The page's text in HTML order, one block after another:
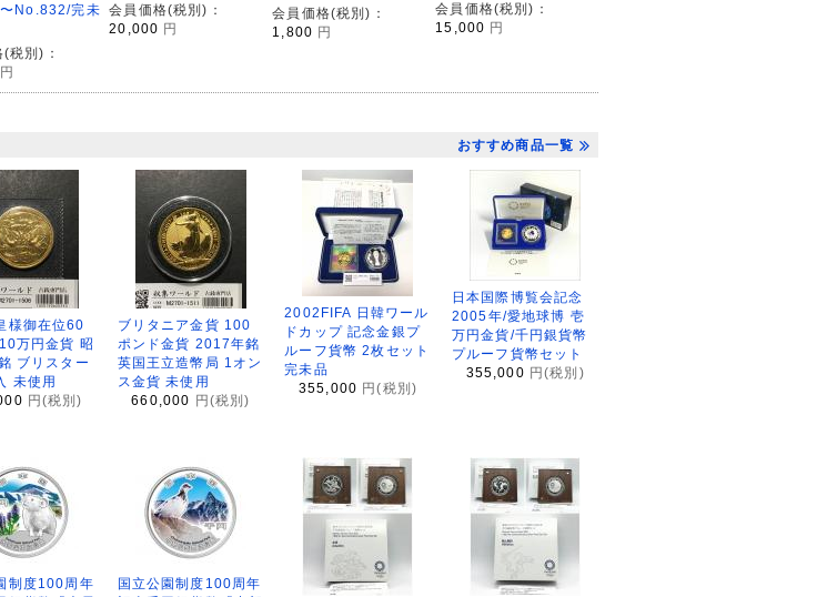
No.832/完未
税別)：
円
会員価格(税別)：
20,000 円
会員価格(税別)：
1,800 円
会員価格(税別)：
15,000 円
おすすめ商品一覧
様御在位60
万円金貨 昭
ブリスター
未使用
円(税別)
ブリタニア金貨 100
ポンド金貨 2017年銘
英国王立造幣局 1オン
ス金貨 未使用
660,000 円(税別)
2002FIFA 日韓ワール
ドカップ 記念金銀プ
ルーフ貨幣 2枚セット
完未品
355,000 円(税別)
日本国際博覧会記念
2005年/愛地球博 壱
万円金貨/千円銀貨幣
プルーフ貨幣セット
355,000 円(税別)
制度100周年
国立公園制度100周年